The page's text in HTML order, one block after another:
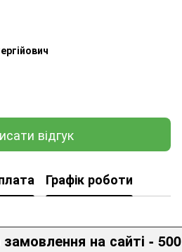
відгук
Графік роботи
на сайті -